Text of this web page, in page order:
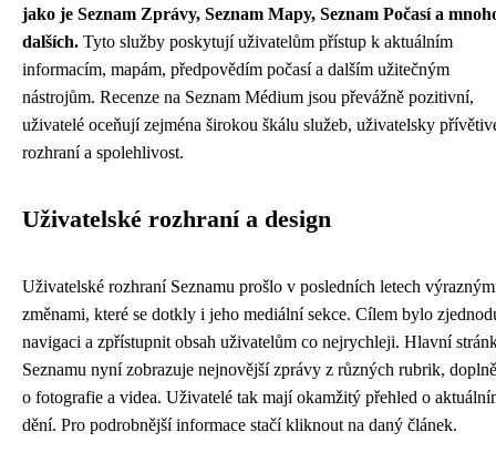
jako je Seznam Zprávy, Seznam Mapy, Seznam Počasí a
dalších. Tyto služby poskytují uživatelům přístup k aktuálním
informacím, mapám, předpovědím počasí a dalším užitečným
nástrojům. Recenze na Seznam Médium jsou převážně pozitivní,
uživatelé oceňují zejména širokou škálu služeb, uživatelsky
rozhraní a spolehlivost.
Uživatelské rozhraní a design
Uživatelské rozhraní Seznamu prošlo v posledních letech
změnami, které se dotkly i jeho mediální sekce. Cílem bylo
navigaci a zpřístupnit obsah uživatelům co nejrychleji. Hlavní
Seznamu nyní zobrazuje nejnovější zprávy z různých rubrik,
o fotografie a videa. Uživatelé tak mají okamžitý přehled o
dění. Pro podrobnější informace stačí kliknout na daný článek.